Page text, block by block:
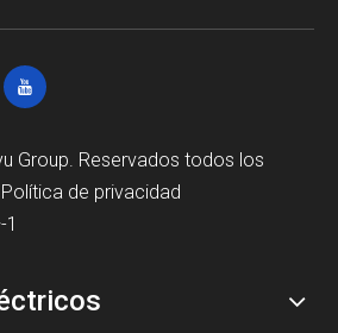
Group. Reservados todos los
Política de privacidad